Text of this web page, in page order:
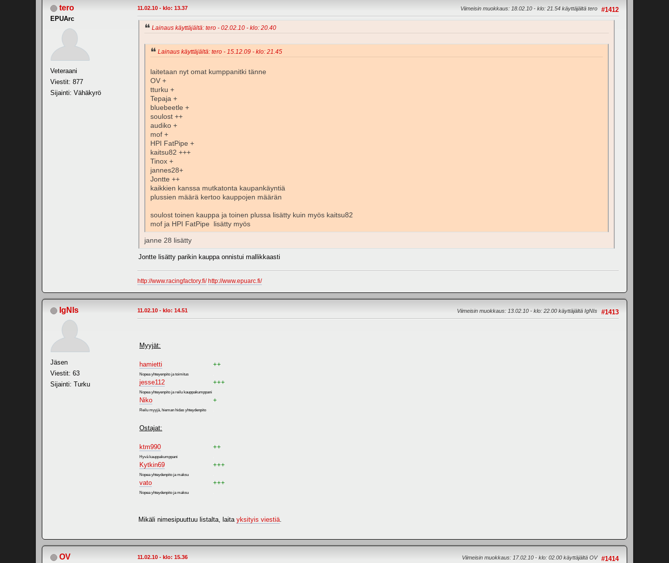
tero
EPUArc
Veteraani
Viestit: 877
Sijainti: Vähäkyrö
#1412
11.02.10 - klo: 13.37 Viimeisin muokkaus: 18.02.10 - klo: 21.54 käyttäjältä tero
Lainaus käyttäjältä: tero - 02.02.10 - klo: 20.40
Lainaus käyttäjältä: tero - 15.12.09 - klo: 21.45
laitetaan nyt omat kumppanitki tänne
OV +
tturku +
Tepaja +
bluebeetle +
soulost ++
audiko +
mof +
HPI FatPipe +
kaitsu82 +++
Tinox +
jannes28+
Jontte ++
kaikkien kanssa mutkatonta kaupankäyntiä
plussien määrä kertoo kauppojen määrän
soulost toinen kauppa ja toinen plussa lisätty kuin myös kaitsu82
mof ja HPI FatPipe lisätty myös
janne 28 lisätty
Jontte lisätty parikin kauppa onnistui mallikkaasti
http://www.racingfactory.fi/ http://www.epuarc.fi/
IgNIs
Jäsen
Viestit: 63
Sijainti: Turku
#1413
11.02.10 - klo: 14.51 Viimeisin muokkaus: 13.02.10 - klo: 22.00 käyttäjältä IgNIs
Myyjät:
hamietti
Nopea yhteyenpito ja toimitus
jesse112
Nopea yhteyenpito ja reilu kauppakumppani
Niko
Reilu myyjä, hieman hidas yhteydenpito
++
+++
+
Ostajat:
ktm990
Hyvä kauppakumppani
Kytkin69
Nopea yhteydenpito ja maksu
vato
Nopea yhteydenpito ja maksu
++
+++
+++
Mikäli nimesipuuttuu listalta, laita yksityis viestiä
OV #1414
11.02.10 - klo: 15.36 Viimeisin muokkaus: 17.02.10 - klo: 02.00 käyttäjältä OV